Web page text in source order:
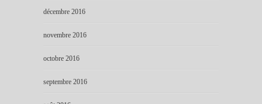
décembre 2016
novembre 2016
octobre 2016
septembre 2016